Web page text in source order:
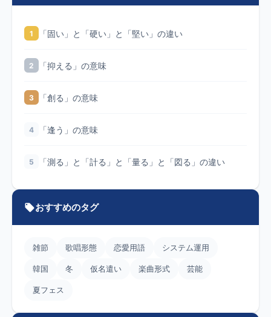
1 「固い」と「硬い」と「堅い」の違い
2 「抑える」の意味
3 「創る」の意味
4 「逢う」の意味
5 「測る」と「計る」と「量る」と「図る」の違い
おすすめのタグ
雑節 歌唱形態 恋愛用語 システム運用
韓国 冬 仮名遣い 楽曲形式 芸能
夏フェス